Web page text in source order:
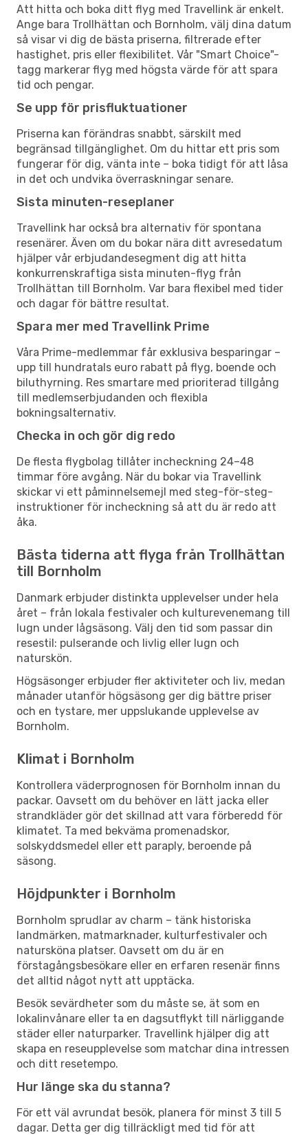
Att hitta och boka ditt flyg med Travellink är enkelt.
Ange bara Trollhättan och Bornholm, välj dina datum
så visar vi dig de bästa priserna, filtrerade efter
hastighet, pris eller flexibilitet. Vår "Smart Choice"-
tagg markerar flyg med högsta värde för att spara
tid och pengar.
Se upp för prisfluktuationer
Priserna kan förändras snabbt, särskilt med
begränsad tillgänglighet. Om du hittar ett pris som
fungerar för dig, vänta inte – boka tidigt för att låsa
in det och undvika överraskningar senare.
Sista minuten-reseplaner
Travellink har också bra alternativ för spontana
resenärer. Även om du bokar nära ditt avresedatum
hjälper vår erbjudandesegment dig att hitta
konkurrenskraftiga sista minuten-flyg från
Trollhättan till Bornholm. Var bara flexibel med tider
och dagar för bättre resultat.
Spara mer med Travellink Prime
Våra Prime-medlemmar får exklusiva besparingar –
upp till hundratals euro rabatt på flyg, boende och
biluthyrning. Res smartare med prioriterad tillgång
till medlemserbjudanden och flexibla
bokningsalternativ.
Checka in och gör dig redo
De flesta flygbolag tillåter incheckning 24–48
timmar före avgång. När du bokar via Travellink
skickar vi ett påminnelsemejl med steg-för-steg-
instruktioner för incheckning så att du är redo att
åka.
Bästa tiderna att flyga från Trollhättan
till Bornholm
Danmark erbjuder distinkta upplevelser under hela
året – från lokala festivaler och kulturevenemang till
lugn under lågsäsong. Välj den tid som passar din
resestil: pulserande och livlig eller lugn och
naturskön.
Högsäsonger erbjuder fler aktiviteter och liv, medan
månader utanför högsäsong ger dig bättre priser
och en tystare, mer uppslukande upplevelse av
Bornholm.
Klimat i Bornholm
Kontrollera väderprognosen för Bornholm innan du
packar. Oavsett om du behöver en lätt jacka eller
strandkläder gör det skillnad att vara förberedd för
klimatet. Ta med bekväma promenadskor,
solskyddsmedel eller ett paraply, beroende på
säsong.
Höjdpunkter i Bornholm
Bornholm sprudlar av charm – tänk historiska
landmärken, matmarknader, kulturfestivaler och
natursköna platser. Oavsett om du är en
förstagångsbesökare eller en erfaren resenär finns
det alltid något nytt att upptäcka.
Besök sevärdheter som du måste se, ät som en
lokalinvånare eller ta en dagsutflykt till närliggande
städer eller naturparker. Travellink hjälper dig att
skapa en reseupplevelse som matchar dina intressen
och ditt resetempo.
Hur länge ska du stanna?
För ett väl avrundat besök, planera för minst 3 till 5
dagar. Detta ger dig tillräckligt med tid för att